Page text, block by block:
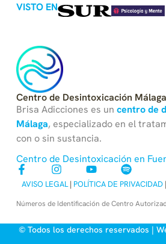
Centro de Desintoxicación
Brisa Adicciones es un centrode
Málaga, especializado en el
con o sin sustancia.
Centro de Desintoxicación en
AVISO LEGAL| POLÍTICA DE PRIVACIDAD |
Números de Identificación de Centro
VISTO EN
© Todos los derechos reservados |